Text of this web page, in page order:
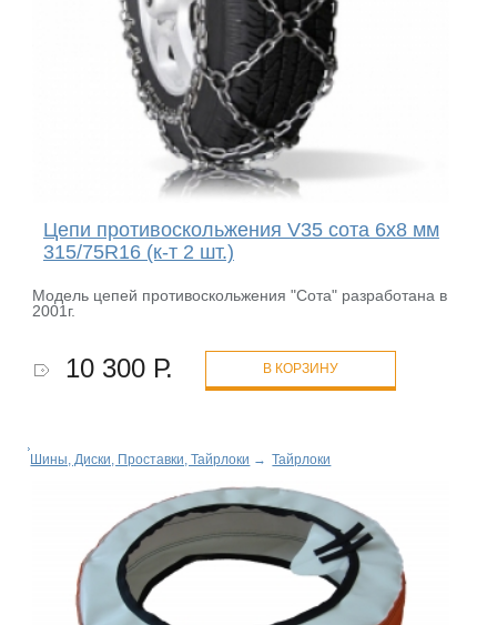
Цепи противоскольжения V35 сота 6x8 мм
315/75R16 (к-т 2 шт.)
Модель цепей противоскольжения "Сота" разработана в
2001г.
10 300 Р. В КОРЗИНУ
Шины, Диски, Проставки, Тайрлоки → Тайрлоки